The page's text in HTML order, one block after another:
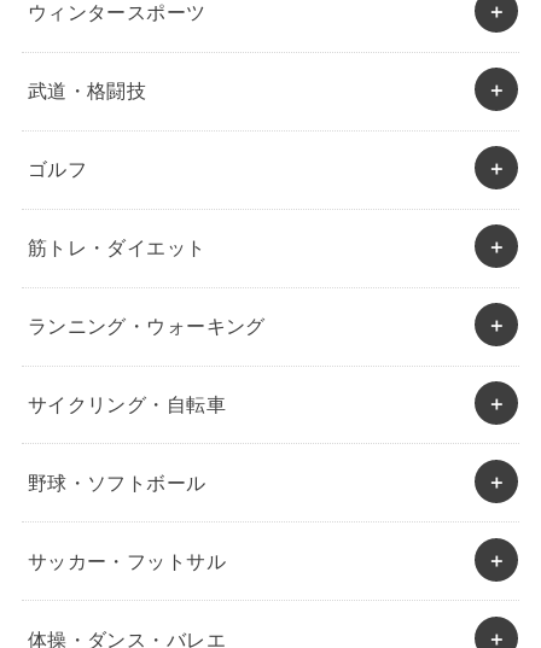
ウィンタースポーツ
武道・格闘技
ゴルフ
筋トレ・ダイエット
ランニング・ウォーキング
サイクリング・自転車
野球・ソフトボール
サッカー・フットサル
体操・ダンス・バレエ